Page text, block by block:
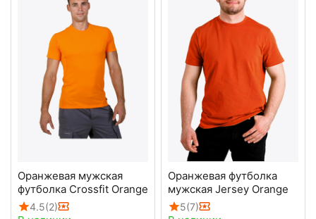
Оранжевая мужская
футболка Crossfit Orange
4.5(2)
Оранжевая футболка
мужская Jersey Orange
5(7)